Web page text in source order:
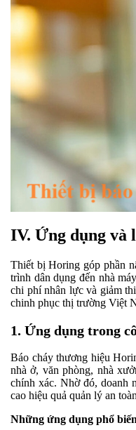
IV. Ứng dụng và
Thiết bị Horing góp phần
trình dân dụng đến nhà
chi phí nhân lực và giảm
chinh phục thị trường Việt
1. Ứng dụng trong
Báo cháy thương hiệu
nhà ở, văn phòng, nhà
chính xác. Nhờ đó, doanh
cao hiệu quả quản lý an
Những ứng dụng phổ